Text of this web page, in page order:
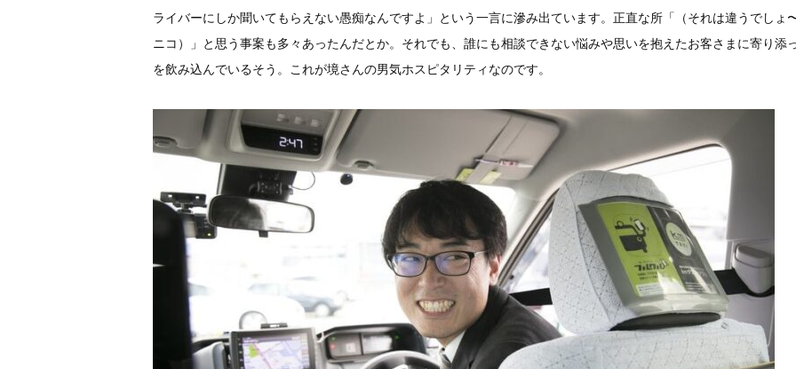
ライバーにしか聞いてもらえない愚痴なんですよ」という一言に滲み出ています。正直な所「（それは違うでしょ
ニコ）」と思う事案も多々あったんだとか。それでも、誰にも相談できない悩みや思いを抱えたお客さまに寄り添
を飲み込んでいるそう。これが境さんの男気ホスピタリティなのです。